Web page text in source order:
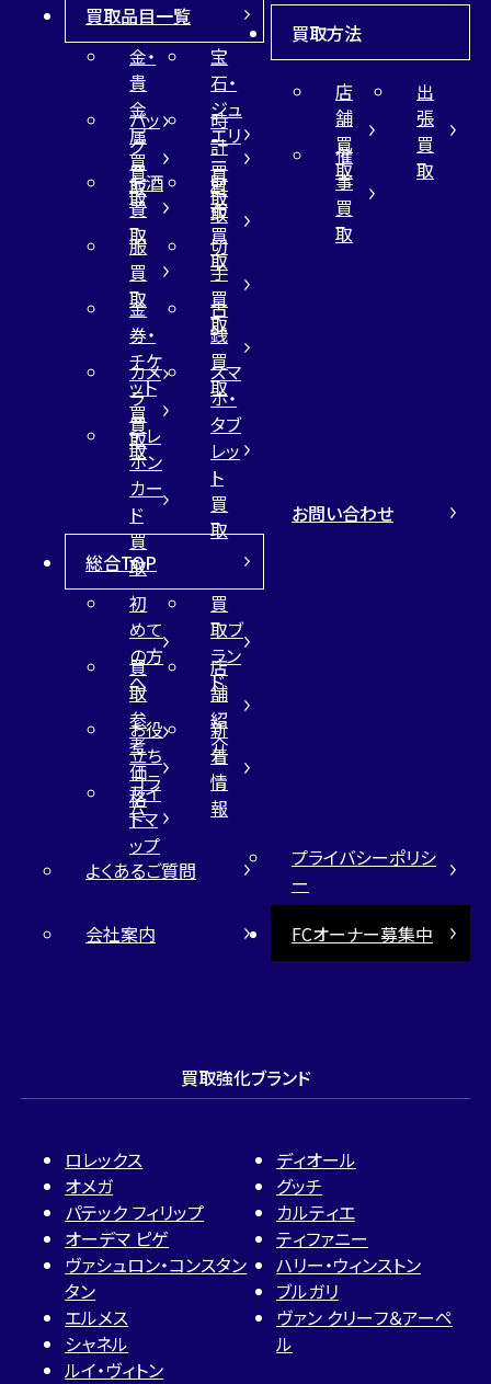
買取品目一覧
金・
貴
金
属
買
取
宝
石・
ジュ
エリ
ー
買
取
バッ
グ
買
取
時
計
買
取
お酒
買
取
財
布
買
取
服
買
取
切
手
買
取
金
券・
チケ
ット
買
取
古
銭
買
取
カメ
ラ
買
取
スマ
ホ・
タブ
レッ
ト
買
取
テレ
ホン
カー
ド
買
取
買取方法
店
舗
買
取
出
張
買
取
催
事
買
取
総合TOP
初
めて
の方
へ
買
取ブ
ラン
ド
買
取
参
考
価
格
店
舗
紹
介
お役
立ち
コラ
ム
新
着
情
報
サイ
トマ
ップ
お問い合わせ
よくあるご質問
プライバシーポリシ
ー
会社案内
FCオーナー募集中
買取強化ブランド
ロレックス
オメガ
パテック フィリップ
オーデマ ピゲ
ヴァシュロン・コンスタン
タン
エルメス
シャネル
ルイ・ヴィトン
ディオール
グッチ
カルティエ
ティファニー
ハリー・ウィンストン
ブルガリ
ヴァン クリーフ＆アーペ
ル